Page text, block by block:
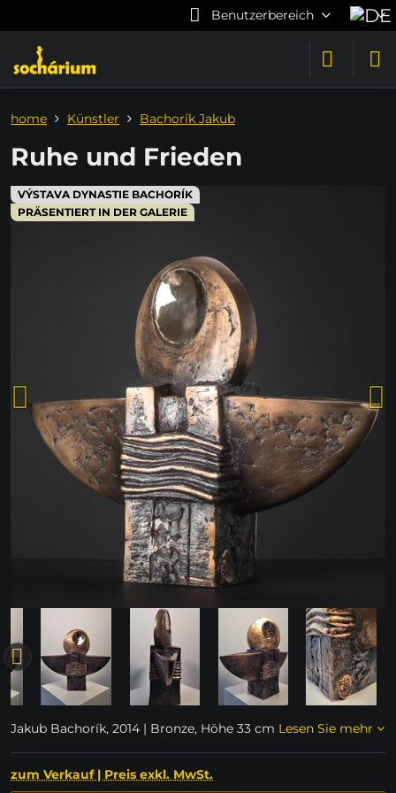
Benutzerbereich
VÝSTAVA DYNASTIE BACHORÍK
PRÄSENTIERT IN DER GALERIE
home Künstler Bachorík Jakub
Ruhe und Frieden
Jakub Bachorík, 2014 | Bronze, Höhe 33 cm Lesen Sie mehr
zum Verkauf | Preis exkl. MwSt.